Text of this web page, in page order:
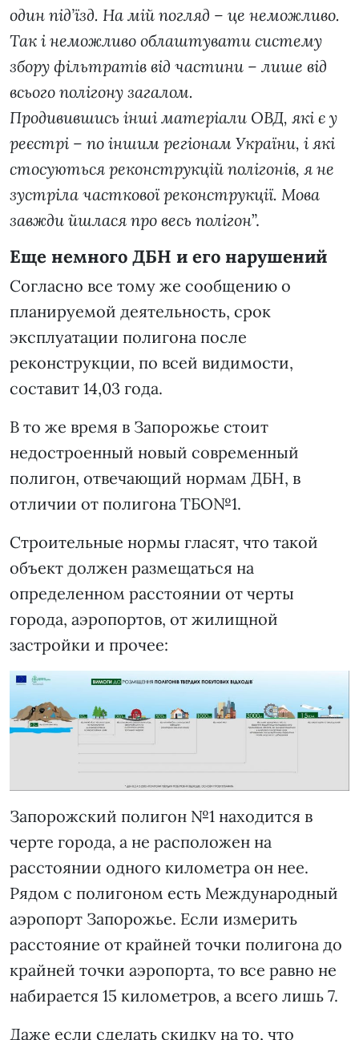
один під’їзд. На мій погляд – це неможливо.
Так і неможливо облаштувати систему
збору фільтратів від частини – лише від
всього полігону загалом.
Продивившись інші матеріали ОВД, які є у
реєстрі – по іншим регіонам України, і які
стосуються реконструкцій полігонів, я не
зустріла часткової реконструкції. Мова
завжди йшлася про весь полігон”.
Еще немного ДБН и его нарушений
Согласно все тому же сообщению о
планируемой деятельность, срок
эксплуатации полигона после
реконструкции, по всей видимости,
составит 14,03 года.
В то же время в Запорожье стоит
недостроенный новый современный
полигон, отвечающий нормам ДБН, в
отличии от полигона ТБО№1.
Строительные нормы гласят, что такой
объект должен размещаться на
определенном расстоянии от черты
города, аэропортов, от жилищной
застройки и прочее:
Запорожский полигон №1 находится в
черте города, а не расположен на
расстоянии одного километра он нее.
Рядом с полигоном есть Международный
аэропорт Запорожье. Если измерить
расстояние от крайней точки полигона до
крайней точки аэропорта, то все равно не
набирается 15 километров, а всего лишь 7.
Даже если сделать скидку на то, что